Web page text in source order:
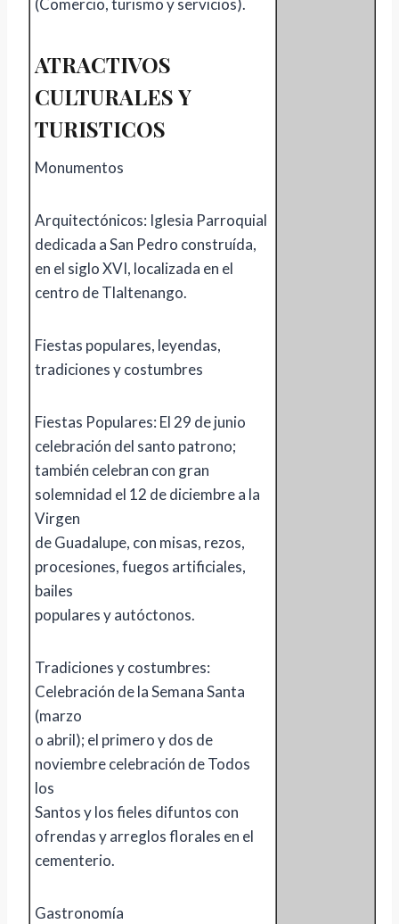
(Comercio, turismo y servicios).
ATRACTIVOS
CULTURALES Y
TURISTICOS
Monumentos
Arquitectónicos: Iglesia Parroquial
dedicada a San Pedro construída,
en el siglo XVI, localizada en el
centro de Tlaltenango.
Fiestas populares, leyendas,
tradiciones y costumbres
Fiestas Populares: El 29 de junio
celebración del santo patrono;
también celebran con gran
solemnidad el 12 de diciembre a la
Virgen
de Guadalupe, con misas, rezos,
procesiones, fuegos artificiales,
bailes
populares y autóctonos.
Tradiciones y costumbres:
Celebración de la Semana Santa
(marzo
o abril); el primero y dos de
noviembre celebración de Todos
los
Santos y los fieles difuntos con
ofrendas y arreglos florales en el
cementerio.
Gastronomía